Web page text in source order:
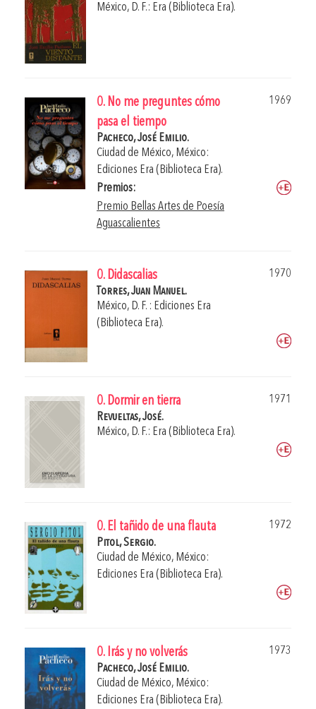
México, D. F.: Era (Biblioteca Era).
0. No me preguntes cómo
pasa el tiempo
1969
Pacheco, José Emilio.
Ciudad de México, México:
Ediciones Era (Biblioteca Era).
Premios:
Premio Bellas Artes de Poesía
Aguascalientes
0. Didascalias
1970
Torres, Juan Manuel.
México, D. F. : Ediciones Era
(Biblioteca Era).
0. Dormir en tierra
1971
Revueltas, José.
México, D. F.: Era (Biblioteca Era).
0. El tañido de una flauta
1972
Pitol, Sergio.
Ciudad de México, México:
Ediciones Era (Biblioteca Era).
0. Irás y no volverás
1973
Pacheco, José Emilio.
Ciudad de México, México:
Ediciones Era (Biblioteca Era).